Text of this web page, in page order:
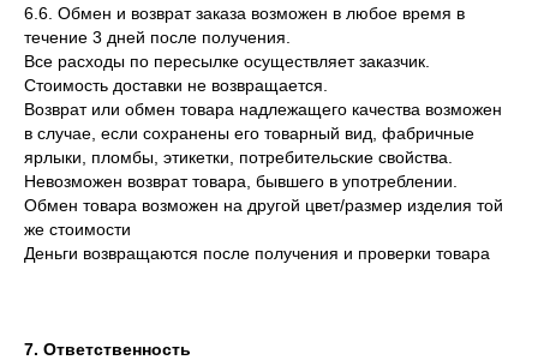
6.6. Обмен и возврат заказа возможен в любое время в
течение 3 дней после получения.
Все расходы по пересылке осуществляет заказчик.
Стоимость доставки не возвращается.
Возврат или обмен товара надлежащего качества возможен
в случае, если сохранены его товарный вид, фабричные
ярлыки, пломбы, этикетки, потребительские свойства.
Невозможен возврат товара, бывшего в употреблении.
Обмен товара возможен на другой цвет/размер изделия той
же стоимости
Деньги возвращаются после получения и проверки товара
7. Ответственность